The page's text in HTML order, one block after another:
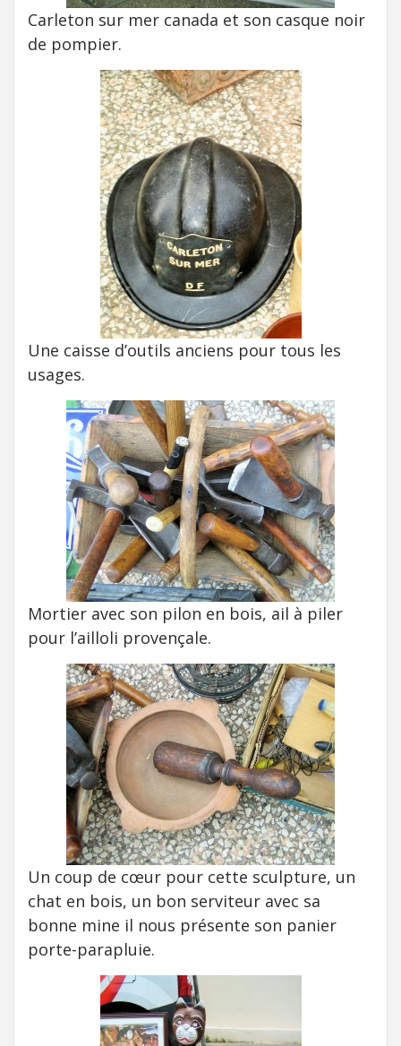
Carleton sur mer canada et son casque noir
de pompier.
Une caisse d’outils anciens pour tous les
usages.
Mortier avec son pilon en bois, ail à piler
pour l’ailloli provençale.
Un coup de cœur pour cette sculpture, un
chat en bois, un bon serviteur avec sa
bonne mine il nous présente son panier
porte-parapluie.